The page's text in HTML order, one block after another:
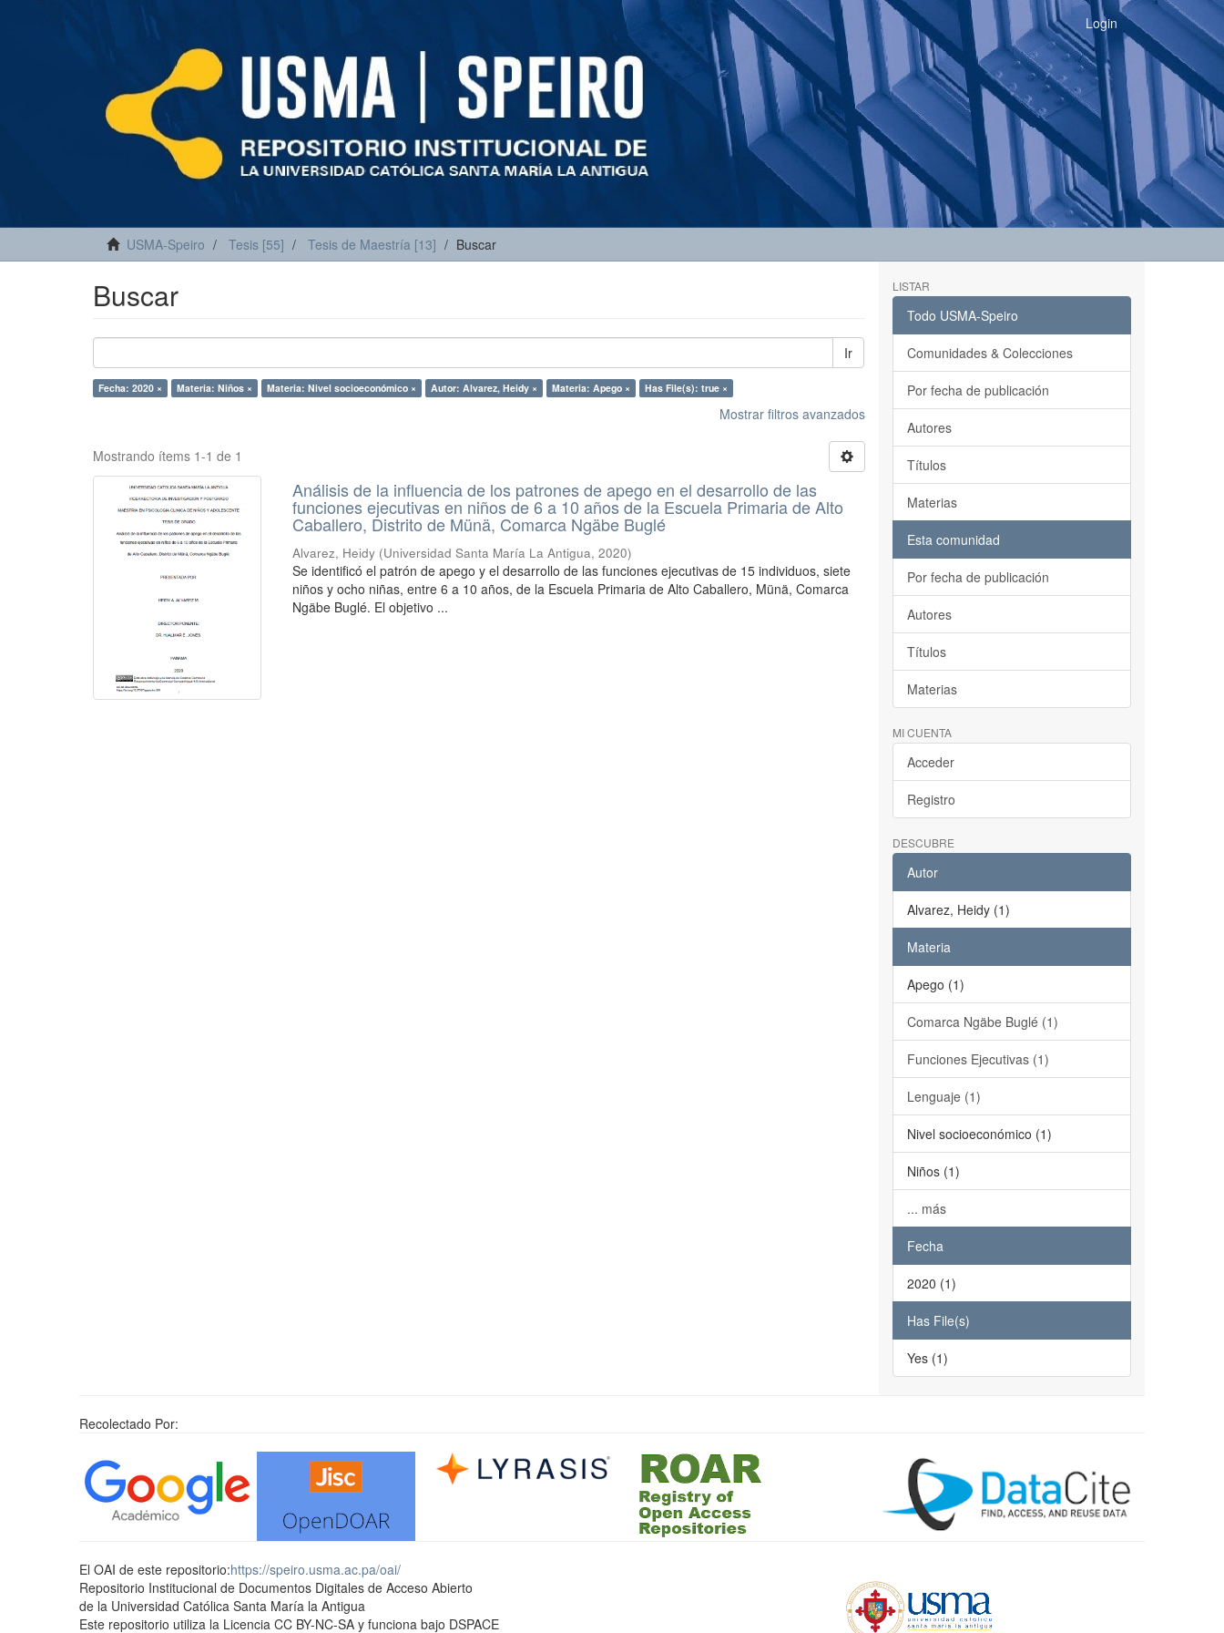
Login
USMA-Speiro Tesis [55] Tesis de Maestría [13] Buscar
Buscar
Ir
Fecha: 2020 × Materia: Niños × Materia: Nivel socioeconómico × Autor: Alvarez, Heidy × Materia: Apego × Has File(s): true ×
Mostrar filtros avanzados
Mostrando ítems 1-1 de 1
Análisis de la influencia de los patrones de apego en el desarrollo de las
funciones ejecutivas en niños de 6 a 10 años de la Escuela Primaria de Alto
Caballero, Distrito de Münä, Comarca Ngäbe Buglé
Alvarez, Heidy (Universidad Santa María La Antigua,2020)
Se identificó el patrón de apego y el desarrollo de las funciones ejecutivas de 15 individuos, siete
niños y ocho niñas, entre 6 a 10 años, de la Escuela Primaria de Alto Caballero, Münä, Comarca
Ngäbe Buglé. El objetivo ...
LISTAR
Todo USMA-Speiro
Comunidades & Colecciones
Por fecha de publicación
Autores
Títulos
Materias
Esta comunidad
Por fecha de publicación
Autores
Títulos
Materias
MI CUENTA
Acceder
Registro
DESCUBRE
Autor
Alvarez, Heidy (1)
Materia
Apego (1)
Comarca Ngäbe Buglé (1)
Funciones Ejecutivas (1)
Lenguaje (1)
Nivel socioeconómico (1)
Niños (1)
... más
Fecha
2020 (1)
Has File(s)
Yes (1)
Recolectado Por:
El OAI de este repositorio:https://speiro.usma.ac.pa/oai/
Repositorio Institucional de Documentos Digitales de Acceso Abierto
de la Universidad Católica Santa María la Antigua
Este repositorio utiliza la Licencia CC BY-NC-SA y funciona bajo DSPACE